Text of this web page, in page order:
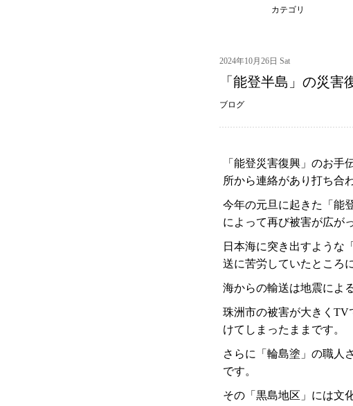
カテゴリ
2024年10月26日 Sat
「能登半島」の災害
ブログ
「能登災害復興」のお
所から連絡があり打ち合
今年の元旦に起きた「能
によって再び被害が広が
日本海に突き出すような
送に苦労していたところ
海からの輸送は地震によ
珠洲市の被害が大きくTV
けてしまったままです。
さらに「輪島塗」の職人
です。
その「黒島地区」には文